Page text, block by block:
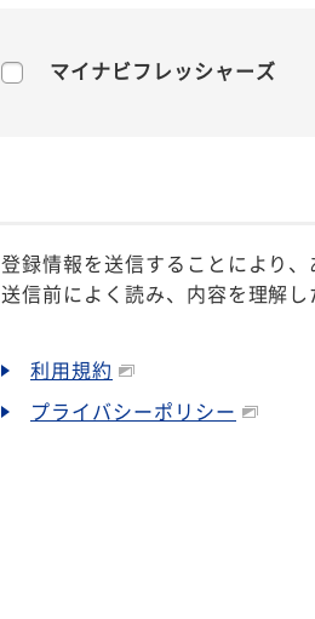
マイナビフレッシャーズ
登録情報を送信することにより
送信前によく読み、内容を理解し
利用規約
プライバシーポリシー